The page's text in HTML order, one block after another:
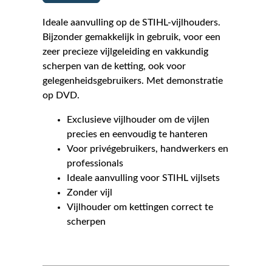
Ideale aanvulling op de STIHL-vijlhouders.
Bijzonder gemakkelijk in gebruik, voor een
zeer precieze vijlgeleiding en vakkundig
scherpen van de ketting, ook voor
gelegenheidsgebruikers. Met demonstratie
op DVD.
Exclusieve vijlhouder om de vijlen
precies en eenvoudig te hanteren
Voor privégebruikers, handwerkers en
professionals
Ideale aanvulling voor STIHL vijlsets
Zonder vijl
Vijlhouder om kettingen correct te
scherpen